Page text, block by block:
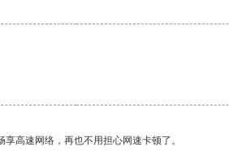
高速网络，再也不用担心网速卡顿了。